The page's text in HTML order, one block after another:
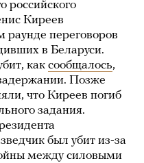
российского
Киреев
раунде переговоров
в Беларуси.
как сообщалось,
Позже
что Киреев погиб
задания.
был убит из-за
между силовыми